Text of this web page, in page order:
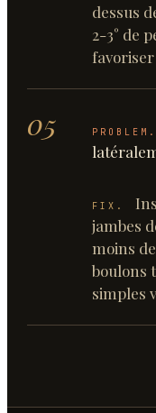
dessus
2-3° de
05 PROBLEM.
FIX.
jambes
moins
boulons
simples